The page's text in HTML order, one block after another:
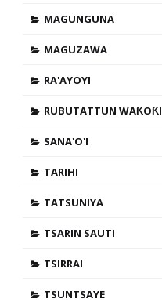
MAGUNGUNA
MAGUZAWA
RA'AYOYI
RUBUTATTUN WAƘOƘI
SANA'O'I
TARIHI
TATSUNIYA
TSARIN SAUTI
TSIRRAI
TSUNTSAYE